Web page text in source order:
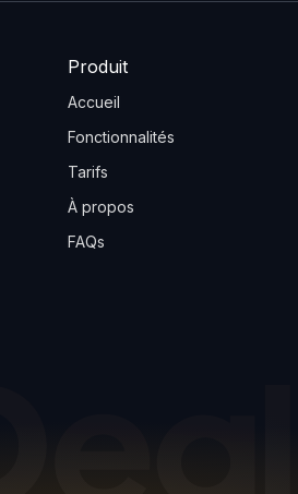
Produit
Accueil
Fonctionnalités
Tarifs
À propos
FAQs